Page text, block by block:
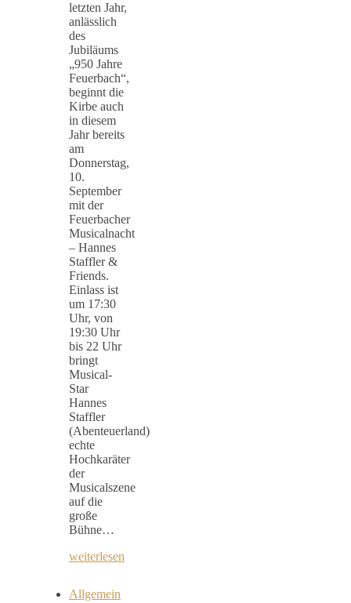
letzten Jahr,
anlässlich
des
Jubiläums
„950 Jahre
Feuerbach“,
beginnt die
Kirbe auch
in diesem
Jahr bereits
am
Donnerstag,
10.
September
mit der
Feuerbacher
Musicalnacht
– Hannes
Staffler &
Friends.
Einlass ist
um 17:30
Uhr, von
19:30 Uhr
bis 22 Uhr
bringt
Musical-
Star
Hannes
Staffler
(Abenteuerland)
echte
Hochkaräter
der
Musicalszene
auf die
große
Bühne…
weiterlesen
Allgemein